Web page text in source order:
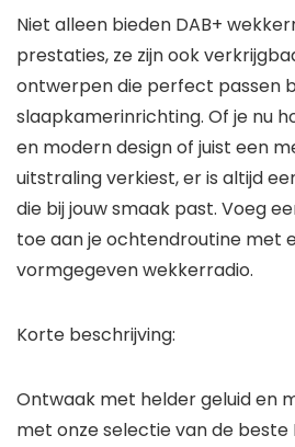
Niet alleen bieden DAB+
prestaties, ze zijn ook
ontwerpen die perfect passen
slaapkamerinrichting. Of je nu
en modern design of juist een
uitstraling verkiest, er is altijd
die bij jouw smaak past. Voeg
toe aan je ochtendroutine met
vormgegeven wekkerradio.
Korte beschrijving:
Ontwaak met helder geluid en
met onze selectie van de beste